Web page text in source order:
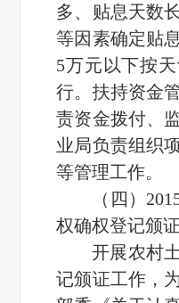
多、贴息天数
等因素确定贴
5万元以下按
行。扶持资金
责资金拨付、
业局负责组织
等管理工作。
（四）
权确权登记颁
开展农村
记颁证工作，